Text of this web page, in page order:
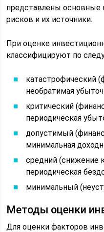
представлены
рисков и их источники.
При оценке
классифицируют по
катастрофический
необратимая
критический
периодическая
допустимый
минимальная
средний (снижение
периодическая
минимальный
Методы оценки
Для оценки факторов